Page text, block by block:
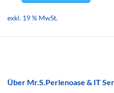
exkl. 19 % MwSt.
Über Mr.S.Perlenoase & IT